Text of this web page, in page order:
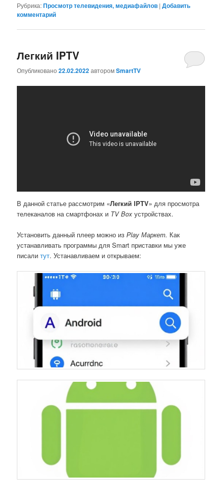
Рубрика:Просмотр телевидения, медиафайлов |Добавить
комментарий
Легкий IPTV
Опубликовано22.02.2022авторомSmartTV
В данной статье рассмотрим «ЛегкийIPTV» для просмотра
телеканалов на смартфонах и TVBox устройствах.
Установить данный плеер можно изPlay Маркет. Как
устанавливать программы для Smart приставки мы уже
писалитут. Устанавливаем и открываем: